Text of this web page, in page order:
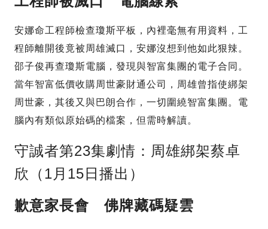
安娜命工程師檢查瓊斯平板，內裡毫無有用資料，工
程師離開後竟被周雄滅口，安娜沒想到他如此狠辣。
邵子俊再查瓊斯電腦，發現與智富集團的電子合同。
當年智富低價收購周世豪財通公司，周雄曾指使綁架
周世豪，其後又與巴朗合作，一切圍繞智富集團。電
腦內有類似原始碼的檔案，但需時解讀。
守誠者第23集劇情：周雄綁架蔡卓
欣（1月15日播出）
歉意家長會 佛牌藏碼疑雲